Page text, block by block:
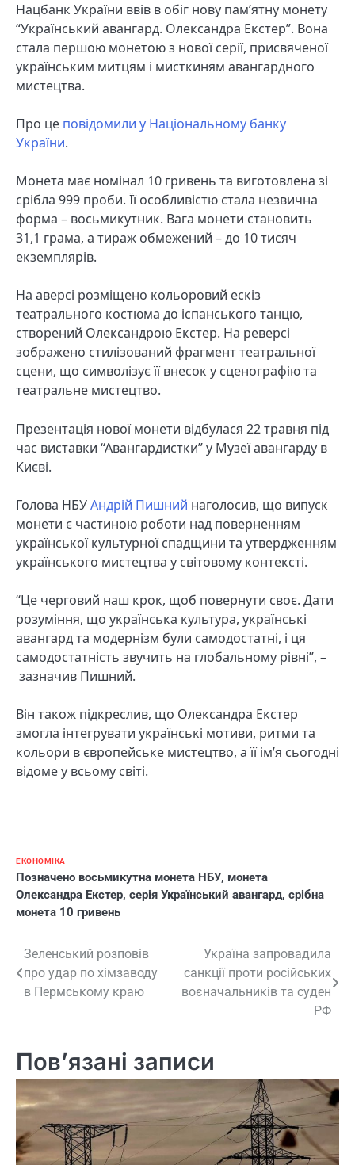
Нацбанк України ввів в обіг нову пам’ятну монету
“Український авангард. Олександра Екстер”. Вона
стала першою монетою з нової серії, присвяченої
українським митцям і мисткиням авангардного
мистецтва.
Про це повідомили у Національному банку
України.
Монета має номінал 10 гривень та виготовлена зі
срібла 999 проби. Її особливістю стала незвична
форма – восьмикутник. Вага монети становить
31,1 грама, а тираж обмежений – до 10 тисяч
екземплярів.
На аверсі розміщено кольоровий ескіз
театрального костюма до іспанського танцю,
створений Олександрою Екстер. На реверсі
зображено стилізований фрагмент театральної
сцени, що символізує її внесок у сценографію та
театральне мистецтво.
Презентація нової монети відбулася 22 травня під
час виставки “Авангардистки” у Музеї авангарду в
Києві.
Голова НБУАндрій Пишний наголосив, що випуск
монети є частиною роботи над поверненням
української культурної спадщини та утвердженням
українського мистецтва у світовому контексті.
“Це черговий наш крок, щоб повернути своє. Дати
розуміння, що українська культура, українські
авангард та модернізм були самодостатні, і ця
самодостатність звучить на глобальному рівні”, –
зазначив Пишний.
Він також підкреслив, що Олександра Екстер
змогла інтегрувати українські мотиви, ритми та
кольори в європейське мистецтво, а її ім’я сьогодні
відоме у всьому світі.
ЕКОНОМІКА
Позначено восьмикутна монета НБУ, монета
Олександра Екстер, серія Український авангард, срібна
монета 10 гривень
Навігація
записів
Зеленський розповів
про удар по хімзаводу
в Пермському краю
Україна запровадила
санкції проти російських
воєначальників та суден
РФ
Пов’язані записи